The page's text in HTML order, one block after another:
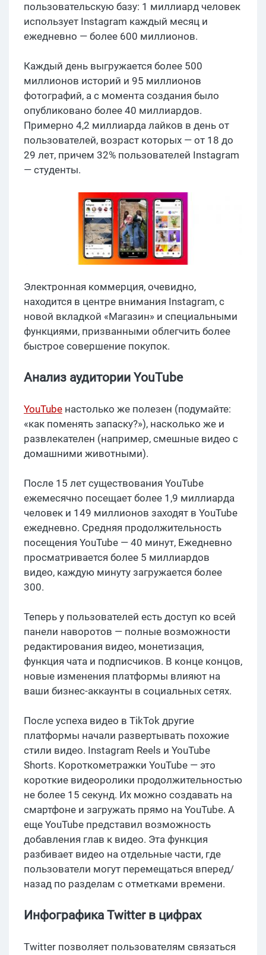
пользовательскую базу: 1 миллиард человек
использует Instagram каждый месяц и
ежедневно — более 600 миллионов.
Каждый день выгружается более 500
миллионов историй и 95 миллионов
фотографий, а с момента создания было
опубликовано более 40 миллиардов.
Примерно 4,2 миллиарда лайков в день от
пользователей, возраст которых — от 18 до
29 лет, причем 32% пользователей Instagram
— студенты.
Электронная коммерция, очевидно,
находится в центре внимания Instagram, с
новой вкладкой «Магазин» и специальными
функциями, призванными облегчить более
быстрое совершение покупок.
Анализ аудитории YouTube
YouTube настолько же полезен (подумайте:
«как поменять запаску?»), насколько же и
развлекателен (например, смешные видео с
домашними животными).
После 15 лет существования YouTube
ежемесячно посещает более 1,9 миллиарда
человек и 149 миллионов заходят в YouTube
ежедневно. Средняя продолжительность
посещения YouTube — 40 минут, Ежедневно
просматривается более 5 миллиардов
видео, каждую минуту загружается более
300.
Теперь у пользователей есть доступ ко всей
панели наворотов — полные возможности
редактирования видео, монетизация,
функция чата и подписчиков. В конце концов,
новые изменения платформы влияют на
ваши бизнес-аккаунты в социальных сетях.
После успеха видео в TikTok другие
платформы начали развертывать похожие
стили видео. Instagram Reels и YouTube
Shorts. Короткометражки YouTube — это
короткие видеоролики продолжительностью
не более 15 секунд. Их можно создавать на
смартфоне и загружать прямо на YouTube. А
еще YouTube представил возможность
добавления глав к видео. Эта функция
разбивает видео на отдельные части, где
пользователи могут перемещаться вперед/
назад по разделам с отметками времени.
Инфографика Twitter в цифрах
Twitter позволяет пользователям связаться